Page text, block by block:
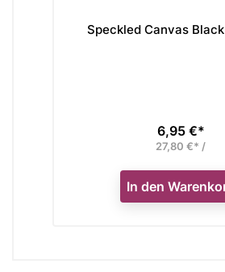
Speckled Canvas
Preis
6,95 €*
27,80 €* /
In den